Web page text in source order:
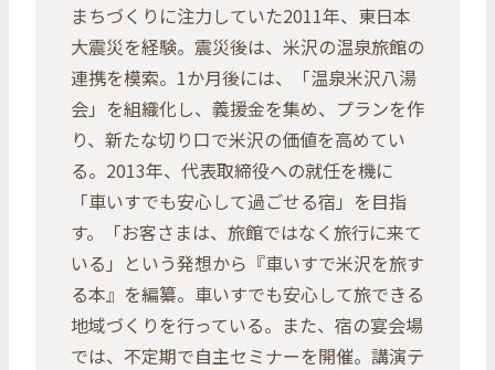
まちづくりに注力していた2011年、東日本
大震災を経験。震災後は、米沢の温泉旅館の
連携を模索。1か月後には、「温泉米沢八湯
会」を組織化し、義援金を集め、プランを作
り、新たな切り口で米沢の価値を高めてい
る。2013年、代表取締役への就任を機に
「車いすでも安心して過ごせる宿」を目指
す。「お客さまは、旅館ではなく旅行に来て
いる」という発想から『車いすで米沢を旅す
る本』を編纂。車いすでも安心して旅できる
地域づくりを行っている。また、宿の宴会場
では、不定期で自主セミナーを開催。講演テ